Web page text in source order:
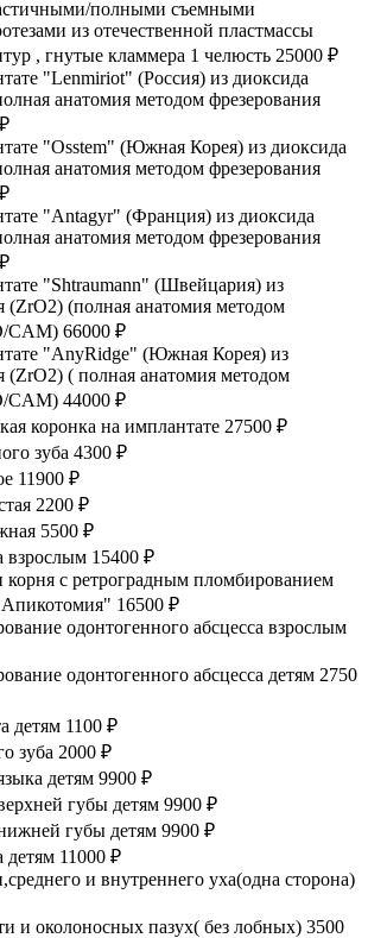
полными съемными
из отечественной пластмассы
, гнутые кламмера 1 челюсть 25000 ₽
"Lenmiriot" (Россия) из диоксида
анатомия методом фрезерования
"Osstem" (Южная Корея) из диоксида
анатомия методом фрезерования
"Antagyr" (Франция) из диоксида
анатомия методом фрезерования
"Shtraumann" (Швейцария) из
(ZrO2) (полная анатомия методом
CAM) 66000 ₽
"AnyRidge" (Южная Корея) из
(ZrO2) ( полная анатомия методом
CAM) 44000 ₽
коронка на имплантате 27500 ₽
зуба 4300 ₽
11900 ₽
2200 ₽
5500 ₽
взрослым 15400 ₽
корня с ретроградным пломбированием
16500 ₽
одонтогенного абсцесса взрослым
одонтогенного абсцесса детям 2750
детям 1100 ₽
зуба 2000 ₽
детям 9900 ₽
губы детям 9900 ₽
губы детям 9900 ₽
детям 11000 ₽
и внутреннего уха(одна сторона)
и околоносных пазух( без лобных) 3500